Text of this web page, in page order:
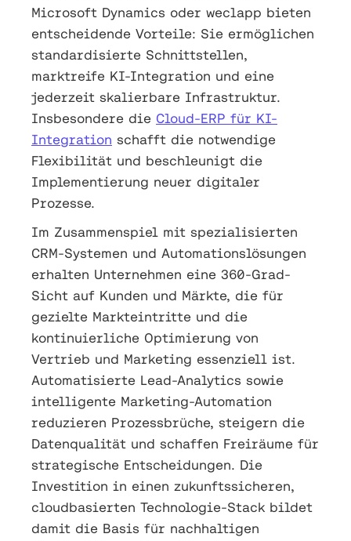
Microsoft Dynamics oder weclapp bieten
entscheidende Vorteile: Sie ermöglichen
standardisierte Schnittstellen,
marktreife KI-Integration und eine
jederzeit skalierbare Infrastruktur.
Insbesondere die Cloud-ERP für KI-
Integration schafft die notwendige
Flexibilität und beschleunigt die
Implementierung neuer digitaler
Prozesse.
Im Zusammenspiel mit spezialisierten
CRM-Systemen und Automationslösungen
erhalten Unternehmen eine 360-Grad-
Sicht auf Kunden und Märkte, die für
gezielte Markteintritte und die
kontinuierliche Optimierung von
Vertrieb und Marketing essenziell ist.
Automatisierte Lead-Analytics sowie
intelligente Marketing-Automation
reduzieren Prozessbrüche, steigern die
Datenqualität und schaffen Freiräume für
strategische Entscheidungen. Die
Investition in einen zukunftssicheren,
cloudbasierten Technologie-Stack bildet
damit die Basis für nachhaltigen